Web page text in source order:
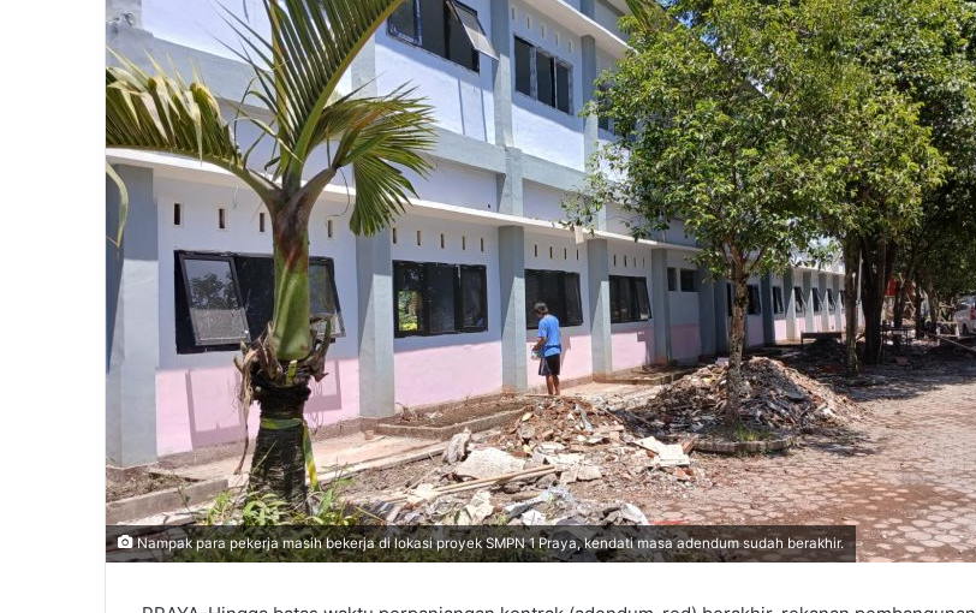
Nampak para pekerja masih bekerja di lokasi proyek SMPN 1 Praya, kendati masa adendum sudah berakhir.